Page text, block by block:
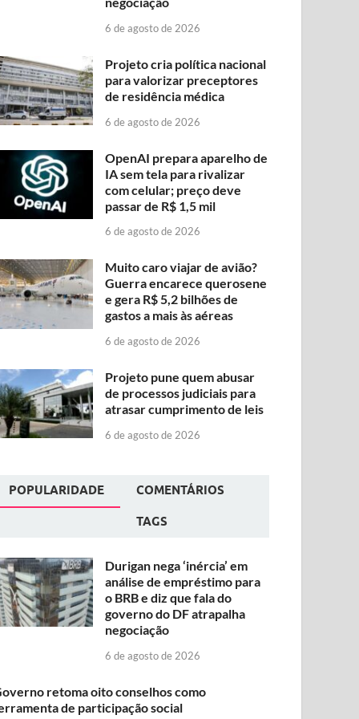
6 de agosto de 2026
Projeto cria política nacional
para valorizar preceptores
de residência médica
6 de agosto de 2026
OpenAI prepara aparelho de
IA sem tela para rivalizar
com celular; preço deve
passar de R$ 1,5 mil
6 de agosto de 2026
Muito caro viajar de avião?
Guerra encarece querosene
e gera R$ 5,2 bilhões de
gastos a mais às aéreas
6 de agosto de 2026
Projeto pune quem abusar
de processos judiciais para
atrasar cumprimento de leis
6 de agosto de 2026
POPULARIDADE COMENTÁRIOS
TAGS
Durigan nega ‘inércia’ em
análise de empréstimo para
o BRB e diz que fala do
governo do DF atrapalha
negociação
6 de agosto de 2026
retoma oito conselhos como
de participação social